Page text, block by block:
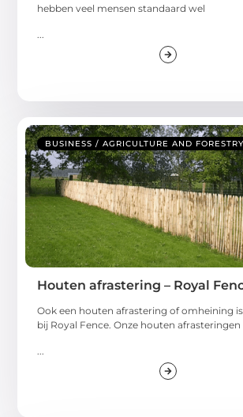
hebben veel mensen standaard wel
BUSINESS / AGRICULTURE AND FORESTRY
Houten afrastering – Royal
Ook een houten afrastering of omheining
bij Royal Fence. Onze houten afrasteringen